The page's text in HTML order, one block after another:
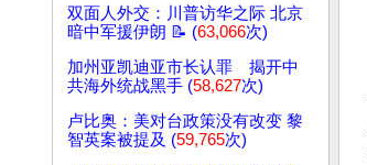
双面人外交：川普访华之际 北京
暗中军援伊朗 📝 (63,066次)
加州亚凯迪亚市长认罪 揭开中
共海外统战黑手 (58,627次)
卢比奥：美对台政策没有改变 黎
智英案被提及 (59,765次)